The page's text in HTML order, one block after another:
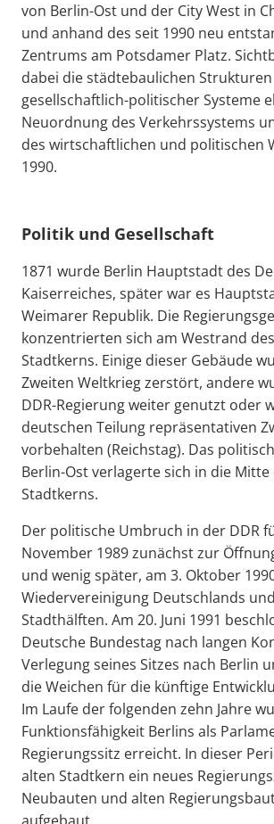
von Berlin-Ost und der City West in
und anhand des seit 1990 neu
Zentrums am Potsdamer Platz.
dabei die städtebaulichen Strukturen
gesellschaftlich-politischer Systeme
Neuordnung des Verkehrssystems
des wirtschaftlichen und politischen
1990.
Politik und Gesellschaft
1871 wurde Berlin Hauptstadt des
Kaiserreiches, später war es
Weimarer Republik. Die
konzentrierten sich am Westrand
Stadtkerns. Einige dieser Gebäude
Zweiten Weltkrieg zerstört, andere
DDR-Regierung weiter genutzt oder
deutschen Teilung repräsentativen
vorbehalten (Reichstag). Das
Berlin-Ost verlagerte sich in die Mitte
Stadtkerns.
Der politische Umbruch in der DDR
November 1989 zunächst zur
und wenig später, am 3. Oktober
Wiedervereinigung Deutschlands
Stadthälften. Am 20. Juni 1991
Deutsche Bundestag nach langen
Verlegung seines Sitzes nach Berlin
die Weichen für die künftige
Im Laufe der folgenden zehn Jahre
Funktionsfähigkeit Berlins als
Regierungssitz erreicht. In dieser
alten Stadtkern ein neues
Neubauten und alten